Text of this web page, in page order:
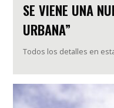
SE VIENE UNA
URBANA”
Todos los detalles en